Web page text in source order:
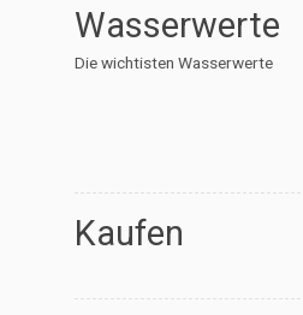
Wasserwerte
Die wichtisten Wasserwerte
Kaufen